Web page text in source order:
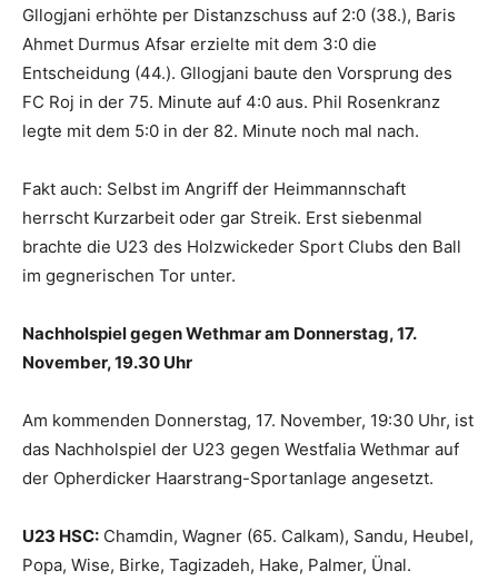
Gllogjani erhöhte per Distanzschuss auf 2:0 (38.), Baris
Ahmet Durmus Afsar erzielte mit dem 3:0 die
Entscheidung (44.). Gllogjani baute den Vorsprung des
FC Roj in der 75. Minute auf 4:0 aus. Phil Rosenkranz
legte mit dem 5:0 in der 82. Minute noch mal nach.
Fakt auch: Selbst im Angriff der Heimmannschaft
herrscht Kurzarbeit oder gar Streik. Erst siebenmal
brachte die U23 des Holzwickeder Sport Clubs den Ball
im gegnerischen Tor unter.
Nachholspiel gegen Wethmar am Donnerstag, 17.
November, 19.30 Uhr
Am kommenden Donnerstag, 17. November, 19:30 Uhr, ist
das Nachholspiel der U23 gegen Westfalia Wethmar auf
der Opherdicker Haarstrang-Sportanlage angesetzt.
U23 HSC: Chamdin, Wagner (65. Calkam), Sandu, Heubel,
Popa, Wise, Birke, Tagizadeh, Hake, Palmer, Ünal.